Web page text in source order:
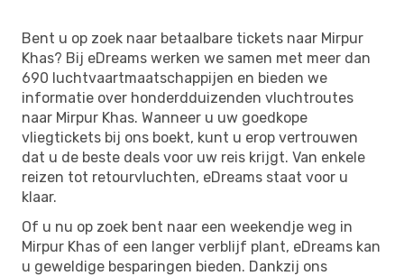
Bent u op zoek naar betaalbare tickets naar Mirpur
Khas? Bij eDreams werken we samen met meer dan
690 luchtvaartmaatschappijen en bieden we
informatie over honderdduizenden vluchtroutes
naar Mirpur Khas. Wanneer u uw goedkope
vliegtickets bij ons boekt, kunt u erop vertrouwen
dat u de beste deals voor uw reis krijgt. Van enkele
reizen tot retourvluchten, eDreams staat voor u
klaar.
Of u nu op zoek bent naar een weekendje weg in
Mirpur Khas of een langer verblijf plant, eDreams kan
u geweldige besparingen bieden. Dankzij ons